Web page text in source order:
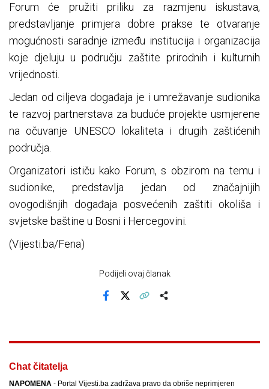
Forum će pružiti priliku za razmjenu iskustava,
predstavljanje primjera dobre prakse te otvaranje
mogućnosti saradnje između institucija i organizacija
koje djeluju u području zaštite prirodnih i kulturnih
vrijednosti.
Jedan od ciljeva događaja je i umrežavanje sudionika
te razvoj partnerstava za buduće projekte usmjerene
na očuvanje UNESCO lokaliteta i drugih zaštićenih
područja.
Organizatori ističu kako Forum, s obzirom na temu i
sudionike, predstavlja jedan od značajnijih
ovogodišnjih događaja posvećenih zaštiti okoliša i
svjetske baštine u Bosni i Hercegovini.
(Vijesti.ba/Fena)
Podijeli ovaj članak
Chat čitatelja
NAPOMENA - Portal Vijesti.ba zadržava pravo da obriše neprimjeren